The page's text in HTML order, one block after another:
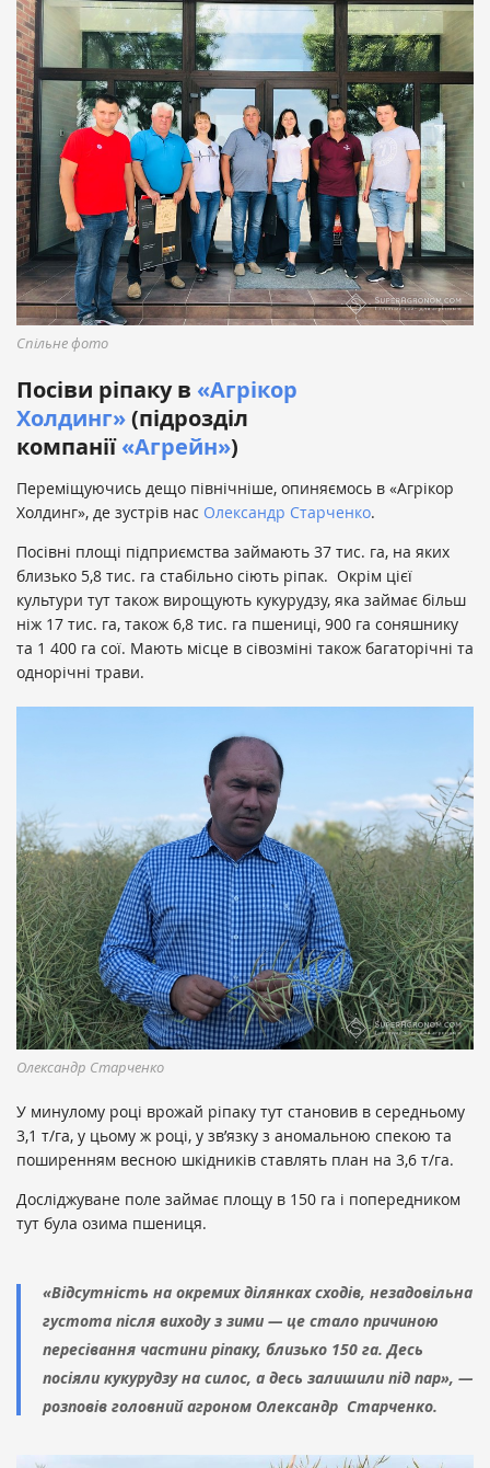
Спільне фото
Посіви ріпаку в «Агрікор
Холдинг»(підрозділ
компанії«Aгрейн»)
Переміщуючись дещо північніше, опиняємось в «Агрікор
Холдинг», де зустрів нас Олександр Старченко.
Посівні площі підприємства займають 37 тис. га, на яких
близько 5,8 тис. га стабільно сіють ріпак. Окрім цієї
культури тут також вирощують кукурудзу, яка займає більш
ніж 17 тис. га, також 6,8 тис. га пшениці, 900 га соняшнику
та 1 400 гa сої. Мають місце в сівозміні також багаторічні та
однорічні трави.
Олексaндр Стaрченко
У минулому році врожай ріпаку тут становив в середньому
3,1 т/га, у цьому ж році, у зв’язку з аномальною спекою та
поширенням весною шкідників ставлять план на 3,6 т/га.
Досліджуване поле займає площу в 150 га і попередником
тут була озима пшениця.
«Відсутність на окремих ділянках сходів, незадовільна
густота після виходу з зими — це стало причиною
пересівання частини ріпаку, близько 150 га. Десь
посіяли кукурудзу на силос, а десь залишили під пар», —
розповів головний агроном Олександр Старченко.